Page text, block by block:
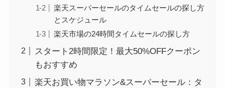
楽天スーパーセールのタイムセールの探し方
とスケジュール
楽天市場の24時間タイムセールの探し方
スタート2時間限定！最大50%OFFクーポン
もおすすめ
楽天お買い物マラソン&スーパーセール：タ